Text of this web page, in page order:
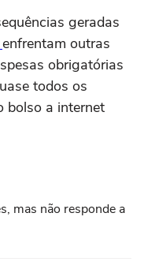
geradas
enfrentam outras
obrigatórias
todos os
bolso a internet
mas não responde a